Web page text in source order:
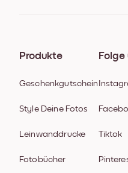
Produkte
Geschenkgutschein
Style Deine Fotos
Leinwanddrucke
Fotobücher
Folge
Tiktok